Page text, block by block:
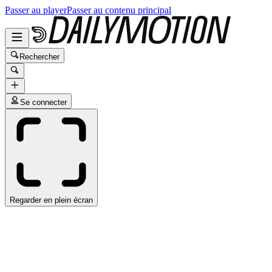
Passer au playerPasser au contenu principal
Rechercher
Se connecter
Regarder en plein écran